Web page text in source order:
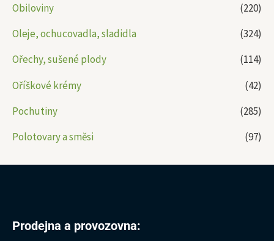
Obiloviny
(220)
Oleje, ochucovadla, sladidla
(324)
Ořechy, sušené plody
(114)
Oříškové krémy
(42)
Pochutiny
(285)
Polotovary a směsi
(97)
Prodejna a provozovna: